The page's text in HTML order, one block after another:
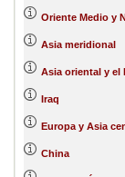
Oriente Medio y
Asia meridional
Asia oriental y el
Iraq
Europa y Asia
China